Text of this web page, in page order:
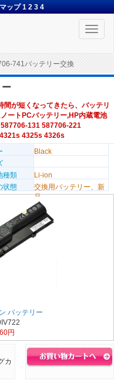
ップ 1 2 3 4
Toggle
741バッテリー交換
ー
が短くなってきたら、バッテリ
ートPCバッテリー,HP内蔵電池
131 587706-221
4325s 4326s
Black
種類
Li-ion
状態
交換用バッテリー、新
品
バッテリー
円
カ